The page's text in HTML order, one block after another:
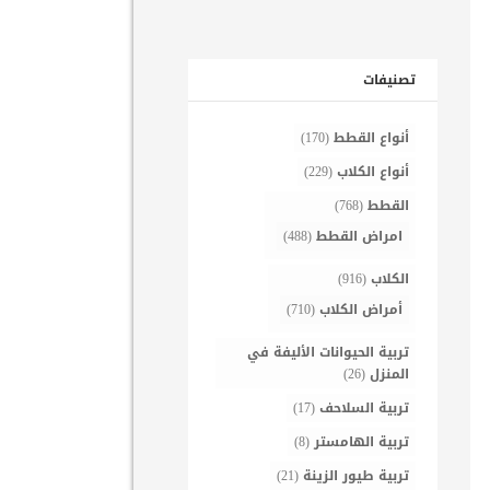
تصنيفات
أنواع القطط(170)
أنواع الكلاب(229)
القطط(768)
امراض القطط(488)
الكلاب(916)
أمراض الكلاب(710)
تربية الحيوانات الأليفة في
المنزل(26)
تربية السلاحف(17)
تربية الهامستر(8)
تربية طيور الزينة (21)